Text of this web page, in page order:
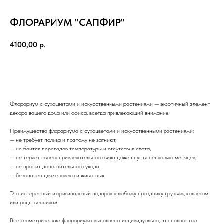
ФЛОРАРИУМ "САПФИР"
4100,00 р.
Флорариум с сухоцветами и искусственными растениями — экзотичный элемент
декора вашего дома или офиса, всегда привлекающий внимание.
Преимущества флорариума с сухоцветами и искусственными растениями:
— не требует полива и поэтому не загниют,
— не боится перепадов температуры и отсутствия света,
— не теряет своего привлекательного вида даже спустя несколько месяцев,
— не просит дополнительного ухода,
— безопасен для человека и животных.
Это интересный и оригинальный подарок к любому празднику друзьям, коллегам
или родственникам.
Все геометрические флорариумы выполнены индивидуально, это полностью